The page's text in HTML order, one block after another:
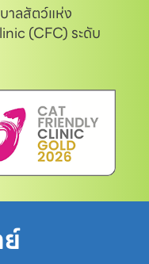
าลสัตว์แห่ง
(CFC) ระดับ